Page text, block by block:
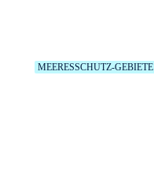
MEERESSCHUTZ-GEBIETE